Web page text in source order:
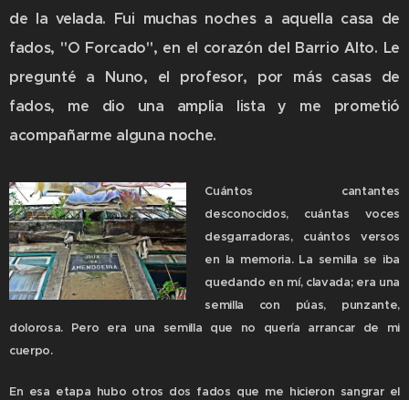
de la velada. Fui muchas noches a aquella casa de
fados, "O Forcado", en el corazón del Barrio Alto. Le
pregunté a Nuno, el profesor, por más casas de
fados, me dio una amplia lista y me prometió
acompañarme alguna noche.
Cuántos cantantes
desconocidos, cuántas voces
desgarradoras, cuántos versos
en la memoria. La semilla se iba
quedando en mí, clavada; era una
semilla con púas, punzante,
dolorosa. Pero era una semilla que no quería arrancar de mi
cuerpo.
En esa etapa hubo otros dos fados que me hicieron sangrar el